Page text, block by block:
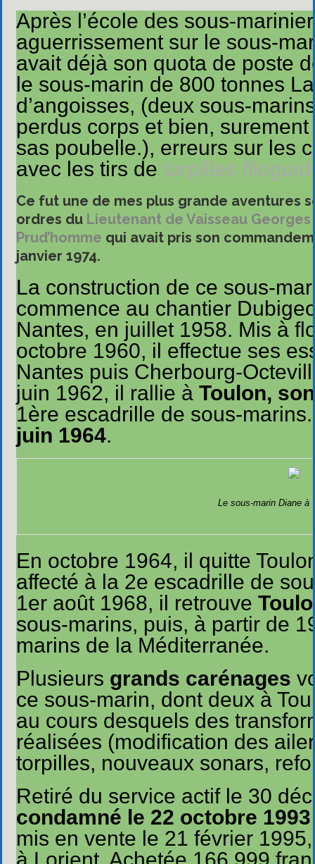
Après l’école des sous-
aguerrissement sur le sous-
avait déjà son quota de poste
le sous-marin de 800 tonnes
d’angoisses, (deux sous-
perdus corps et bien,
sas poubelle.), erreurs sur les
avec les tirs de torpilles
Ce fut une de mes plus grande aventures
ordres du Lieutenant de Vaisseau Georges
Prud’homme qui avait pris son
janvier 1974.
La construction de ce sous-
commence au chantier
Nantes, en juillet 1958. Mis à
octobre 1960, il effectue ses
Nantes puis Cherbourg-
juin 1962, il rallie à Toulon,
1ère escadrille de sous-
juin 1964.
Le sous-marin Diane à
En octobre 1964, il quitte
affecté à la 2e escadrille de
1er août 1968, il retrouve
sous-marins, puis, à partir de
marins de la Méditerranée.
Plusieurs grands carénages
ce sous-marin, dont deux à
au cours desquels des
réalisées (modification des
torpilles, nouveaux sonars,
Retiré du service actif le 30
condamné le 22 octobre 1993
mis en vente le 21 février
à Lorient. Achetée 166 999